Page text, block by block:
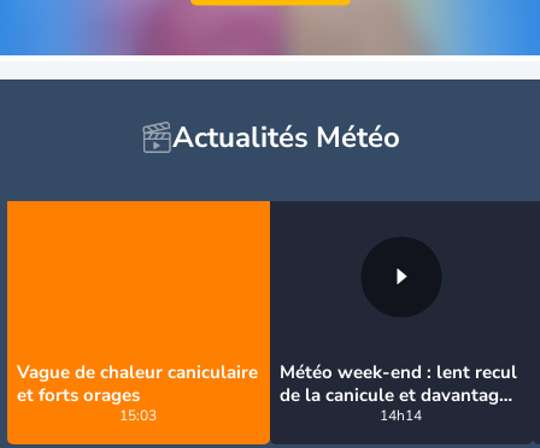
Actualités Météo
Vague de chaleur caniculaire
et forts orages
15:03
Météo week-end : lent recul
de la canicule et davantage
14h14